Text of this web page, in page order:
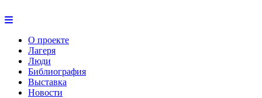
О проекте
Лагеря
Люди
Библиография
Выставка
Новости